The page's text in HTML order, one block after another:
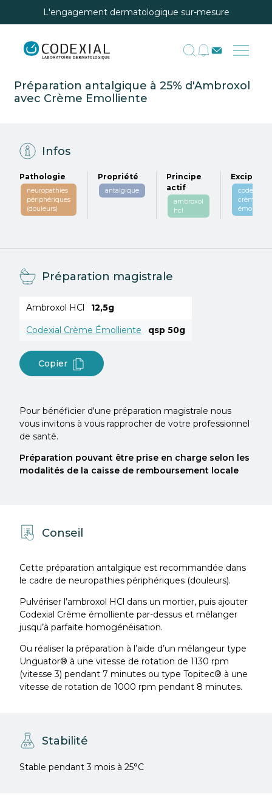
L'engagement dermatologique sur-mesure
Préparation antalgique à 25% d'Ambroxol
avec Crème Emolliente
Infos
Pathologie
neuropathies
périphériques
(douleurs)
Propriété
antalgique
Principe
actif
ambroxol
hcl
Excipient
codexial
crème
émolliente
Préparation magistrale
Ambroxol HCl 12,5g
Codexial Crème Émolliente qsp 50g
Copier
Pour bénéficier d'une préparation magistrale nous
vous invitons à vous rapprocher de votre professionnel
de santé.
Préparation pouvant être prise en charge selon les
modalités de la caisse de remboursement locale
Conseil
Cette préparation antalgique est recommandée dans
le cadre de neuropathies périphériques (douleurs).
Pulvériser l’ambroxol HCl dans un mortier, puis ajouter
Codexial Crème émolliente par-dessus et mélanger
jusqu’à parfaite homogénéisation.
Ou réaliser la préparation à l’aide d’un mélangeur type
Unguator® à une vitesse de rotation de 1130 rpm
(vitesse 3) pendant 7 minutes ou type Topitec® à une
vitesse de rotation de 1000 rpm pendant 8 minutes.
Stabilité
Stable pendant 3 mois à 25°C